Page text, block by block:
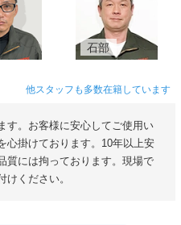
石部
他スタッフも多数在籍しています
す。お客様に安心してご使用い
心掛けております。10年以上安
質には拘っております。現場で
けください。